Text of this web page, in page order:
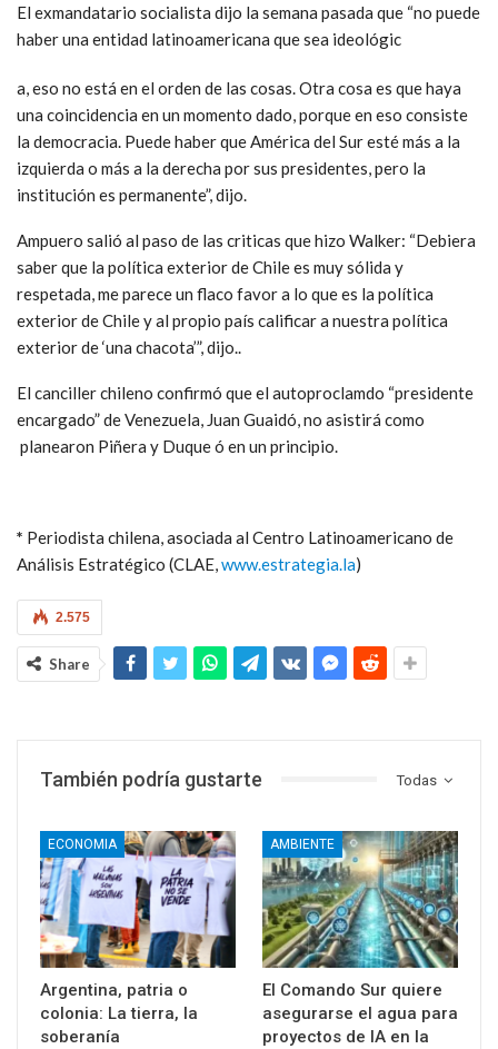
El exmandatario socialista dijo la semana pasada que “no puede
haber una entidad latinoamericana que sea ideológic
a, eso no está en el orden de las cosas. Otra cosa es que haya
una coincidencia en un momento dado, porque en eso consiste
la democracia. Puede haber que América del Sur esté más a la
izquierda o más a la derecha por sus presidentes, pero la
institución es permanente”, dijo.
Ampuero salió al paso de las criticas que hizo Walker: “Debiera
saber que la política exterior de Chile es muy sólida y
respetada, me parece un flaco favor a lo que es la política
exterior de Chile y al propio país calificar a nuestra política
exterior de ‘una chacota’”, dijo..
El canciller chileno confirmó que el autoproclamdo “presidente
encargado” de Venezuela, Juan Guaidó, no asistirá como
planearon Piñera y Duque ó en un principio.
* Periodista chilena, asociada al Centro Latinoamericano de
Análisis Estratégico (CLAE, www.estrategia.la)
2.575
Share
Todas
También podría gustarte
ECONOMIA
Argentina, patria o
colonia: La tierra, la
soberanía
AMBIENTE
El Comando Sur quiere
asegurarse el agua para
proyectos de IA en la